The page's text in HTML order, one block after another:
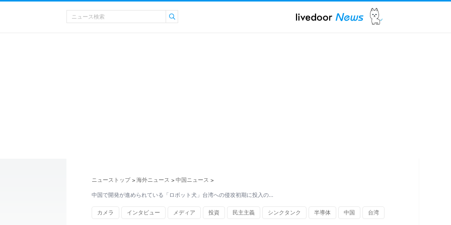
ニューストップ > 海外ニュース > 中国ニュース >
中国で開発が進められている「ロボット犬」台湾への侵攻初期に投入の…
カメラ インタビュー メディア 投資 民主主義 シンクタンク 半導体 中国 台湾